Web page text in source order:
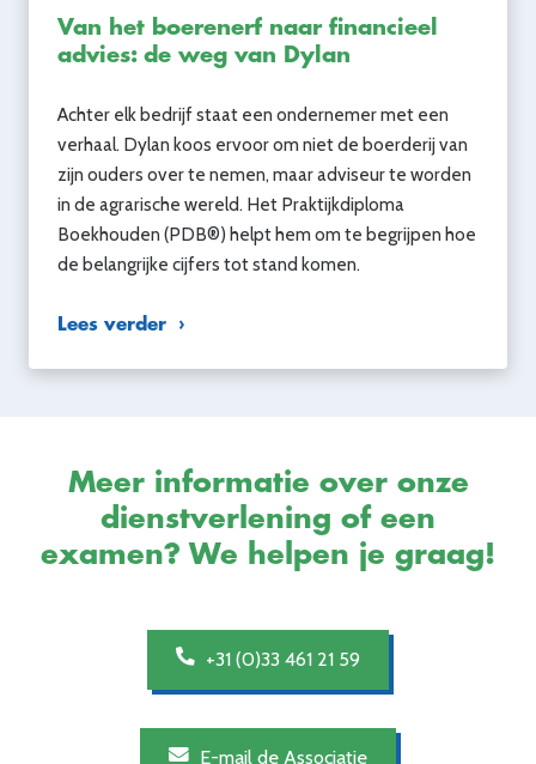
Van het boerenerf naar financieel
advies: de weg van Dylan
Achter elk bedrijf staat een ondernemer met een
verhaal. Dylan koos ervoor om niet de boerderij van
zijn ouders over te nemen, maar adviseur te worden
in de agrarische wereld. Het Praktijkdiploma
Boekhouden (PDB®) helpt hem om te begrijpen hoe
de belangrijke cijfers tot stand komen.
Lees verder
Meer informatie over onze
dienstverlening of een
examen? We helpen je graag!
+31 (0)33 461 21 59
E-mail de Associatie